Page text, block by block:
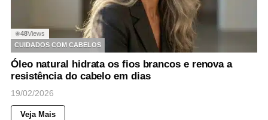
◉48Views
CUIDADOS COM CABELOS
Óleo natural hidrata os fios brancos e renova a
resistência do cabelo em dias
19/02/2026
Veja Mais